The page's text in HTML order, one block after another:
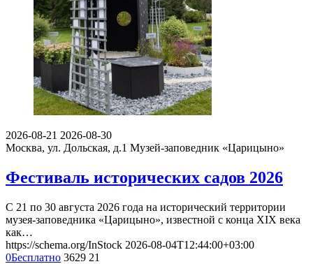
2026-08-21 2026-08-30
Москва, ул. Дольская, д.1 Музей-заповедник «Царицыно»
Фестиваль исторических садов 2026
С 21 по 30 августа 2026 года на исторический территории
музея-заповедника «Царицыно», известной с конца XIX века
как…
https://schema.org/InStock 2026-08-04T12:44:00+03:00
0Бесплатно 3629 21